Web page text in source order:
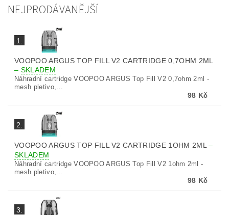
NEJPRODÁVANĚJŠÍ
1.
VOOPOO ARGUS TOP FILL V2 CARTRIDGE 0,7OHM 2ML
– SKLADEM
Náhradní cartridge VOOPOO ARGUS Top Fill V2 0,7ohm 2ml -
mesh pletivo,...
98 Kč
2.
VOOPOO ARGUS TOP FILL V2 CARTRIDGE 1OHM 2ML–
SKLADEM
Náhradní cartridge VOOPOO ARGUS Top Fill V2 1ohm 2ml -
mesh pletivo,...
98 Kč
3.